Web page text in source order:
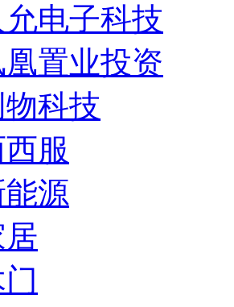
电子科技
置业投资
物科技
服
源